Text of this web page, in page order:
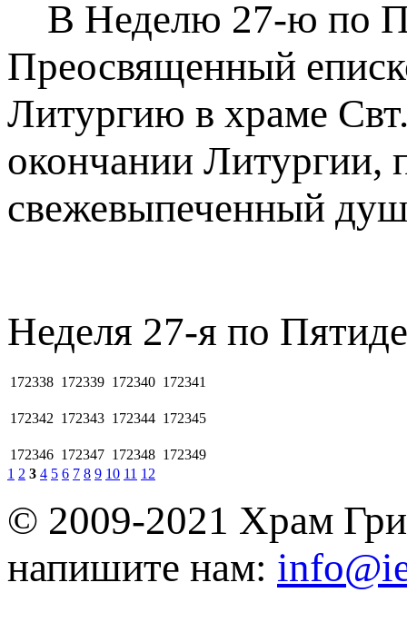
В Неделю 27-ю по
Преосвященный
Литургию в храме
окончании Литургии,
свежевыпеченный
Неделя 27-я по
172338 172339 172340 172341
172342 172343 172344 172345
172346 172347 172348 172349
1 2 3 4 5 6 7 8 9 10 11 12
© 2009-2021 Храм
напишите нам: